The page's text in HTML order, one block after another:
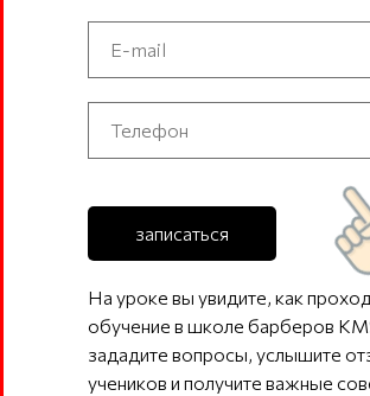
записаться
На уроке вы увидите, как
обучение в школе барберов
зададите вопросы, услышите
учеников и получите важные